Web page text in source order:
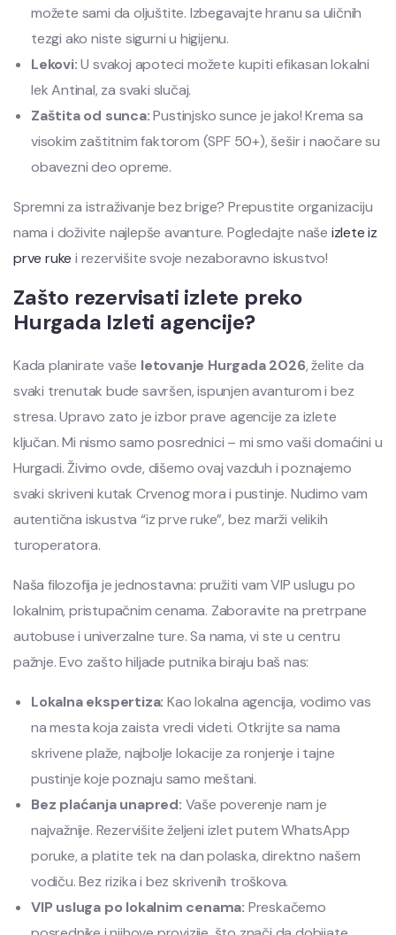
možete sami da oljuštite. Izbegavajte hranu sa uličnih
tezgi ako niste sigurni u higijenu.
Lekovi:U svakoj apoteci možete kupiti efikasan lokalni
lek Antinal, za svaki slučaj.
Zaštita od sunca:Pustinjsko sunce je jako! Krema sa
visokim zaštitnim faktorom (SPF 50+), šešir i naočare su
obavezni deo opreme.
Spremni za istraživanje bez brige? Prepustite organizaciju
nama i doživite najlepše avanture. Pogledajte naše izlete iz
prve ruke i rezervišite svoje nezaboravno iskustvo!
Zašto rezervisati izlete preko
Hurgada Izleti agencije?
Kada planirate vaše letovanje Hurgada 2026, želite da
svaki trenutak bude savršen, ispunjen avanturom i bez
stresa. Upravo zato je izbor prave agencije za izlete
ključan. Mi nismo samo posrednici – mi smo vaši domaćini u
Hurgadi. Živimo ovde, dišemo ovaj vazduh i poznajemo
svaki skriveni kutak Crvenog mora i pustinje. Nudimo vam
autentična iskustva “iz prve ruke”, bez marži velikih
turoperatora.
Naša filozofija je jednostavna: pružiti vam VIP uslugu po
lokalnim, pristupačnim cenama. Zaboravite na pretrpane
autobuse i univerzalne ture. Sa nama, vi ste u centru
pažnje. Evo zašto hiljade putnika biraju baš nas:
Lokalna ekspertiza: Kao lokalna agencija, vodimo vas
na mesta koja zaista vredi videti. Otkrijte sa nama
skrivene plaže, najbolje lokacije za ronjenje i tajne
pustinje koje poznaju samo meštani.
Bez plaćanja unapred: Vaše poverenje nam je
najvažnije. Rezervišite željeni izlet putem WhatsApp
poruke, a platite tek na dan polaska, direktno našem
vodiču. Bez rizika i bez skrivenih troškova.
VIP usluga po lokalnim cenama: Preskačemo